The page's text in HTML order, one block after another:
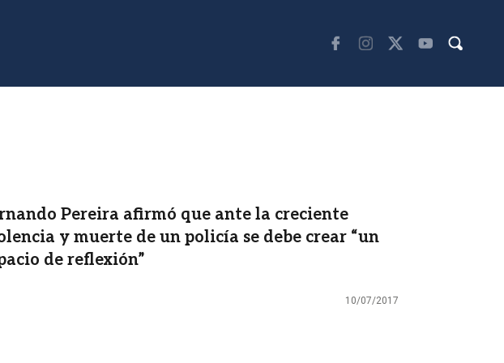
Pereira afirmó que ante la creciente
y muerte de un policía se debe crear “un
de reflexión”
10/07/2017